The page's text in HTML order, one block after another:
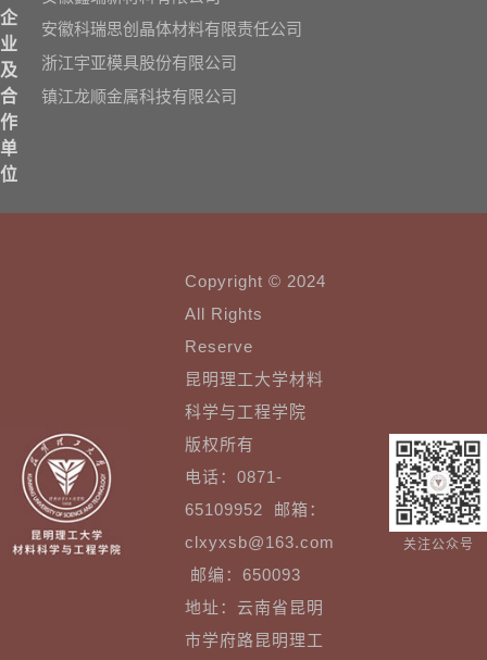
企
业
及
合
作
单
位
安徽科瑞思创晶体材料有限责任公司
浙江宇亚模具股份有限公司
镇江龙顺金属科技有限公司
Copyright © 2024
All Rights
Reserve
昆明理工大学材料
科学与工程学院
版权所有
电话：0871-
65109952 邮箱：
clxyxsb@163.com
邮编：650093
地址：云南省昆明
市学府路昆明理工
关注公众号